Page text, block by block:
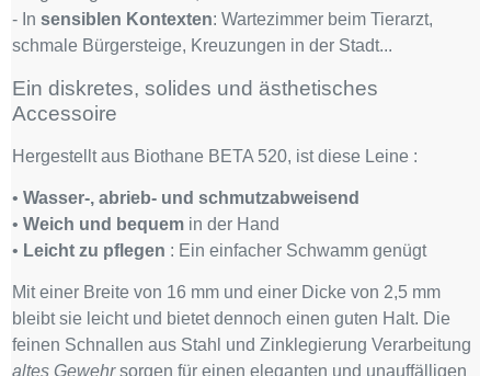
- In sensiblen Kontexten: Wartezimmer beim Tierarzt,
schmale Bürgersteige, Kreuzungen in der Stadt...
Ein diskretes, solides und ästhetisches
Accessoire
Hergestellt aus Biothane BETA 520, ist diese Leine :
• Wasser-, abrieb- und schmutzabweisend
• Weich und bequem in der Hand
• Leicht zu pflegen : Ein einfacher Schwamm genügt
Mit einer Breite von 16 mm und einer Dicke von 2,5 mm
bleibt sie leicht und bietet dennoch einen guten Halt. Die
feinen Schnallen aus Stahl und Zinklegierung Verarbeitung
altes Gewehrsorgen für einen eleganten und unauffälligen